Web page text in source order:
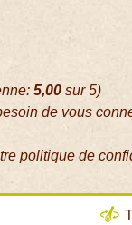
5,00 sur 5)
de vous
politique de